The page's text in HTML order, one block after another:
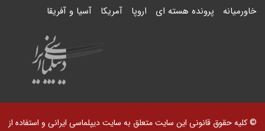
خاورمیانه پرونده هسته ای اروپا آمریکا آسیا و آفریقا
© کلیه حقوق قانونی این سایت متعلق به سایت دیپلماسی ایرانی و استفاده از